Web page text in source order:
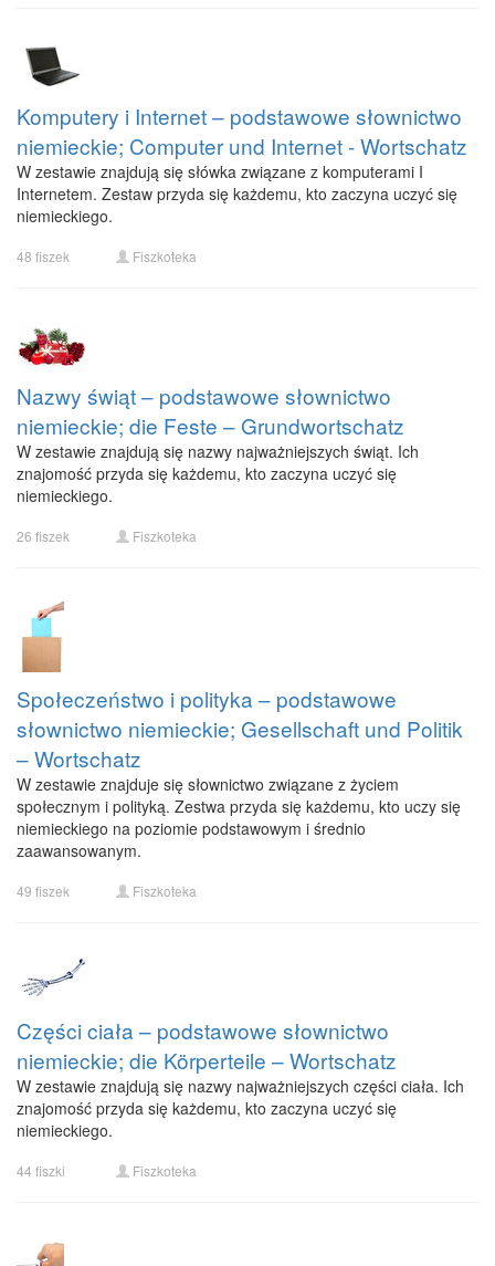
Komputery i Internet – podstawowe słownictwo
niemieckie; Computer und Internet - Wortschatz
W zestawie znajdują się słówka związane z komputerami I
Internetem. Zestaw przyda się każdemu, kto zaczyna uczyć się
niemieckiego.
48 fiszek Fiszkoteka
Nazwy świąt – podstawowe słownictwo
niemieckie; die Feste – Grundwortschatz
W zestawie znajdują się nazwy najważniejszych świąt. Ich
znajomość przyda się każdemu, kto zaczyna uczyć się
niemieckiego.
26 fiszek Fiszkoteka
Społeczeństwo i polityka – podstawowe
słownictwo niemieckie; Gesellschaft und Politik
– Wortschatz
W zestawie znajduje się słownictwo związane z życiem
społecznym i polityką. Zestwa przyda się każdemu, kto uczy się
niemieckiego na poziomie podstawowym i średnio
zaawansowanym.
49 fiszek Fiszkoteka
Części ciała – podstawowe słownictwo
niemieckie; die Körperteile – Wortschatz
W zestawie znajdują się nazwy najważniejszych części ciała. Ich
znajomość przyda się każdemu, kto zaczyna uczyć się
niemieckiego.
44 fiszki Fiszkoteka